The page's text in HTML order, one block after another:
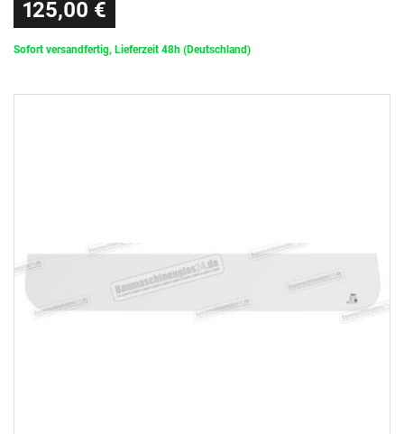
125,00 €
Sofort versandfertig, Lieferzeit 48h (Deutschland)